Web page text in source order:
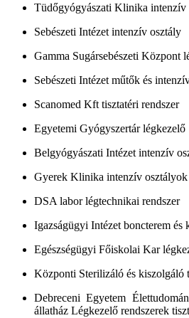
Tüdőgyógyászati Klinika intenzív
Sebészeti Intézet intenzív osztály
Gamma Sugársebészeti Központ
Sebészeti Intézet műtők és
Scanomed Kft tisztatéri rendszer
Egyetemi Gyógyszertár légkezelő
Belgyógyászati Intézet intenzív
Gyerek Klinika intenzív osztályok
DSA labor légtechnikai rendszer
Igazságügyi Intézet boncterem és
Egészségügyi Főiskolai Kar
Központi Sterilizáló és kiszolgáló
Debreceni Egyetem
állatház Légkezelő rendszerek